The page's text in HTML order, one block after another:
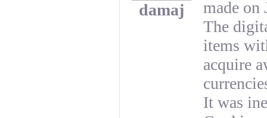
damaj
made on
The
items
acquire
It was